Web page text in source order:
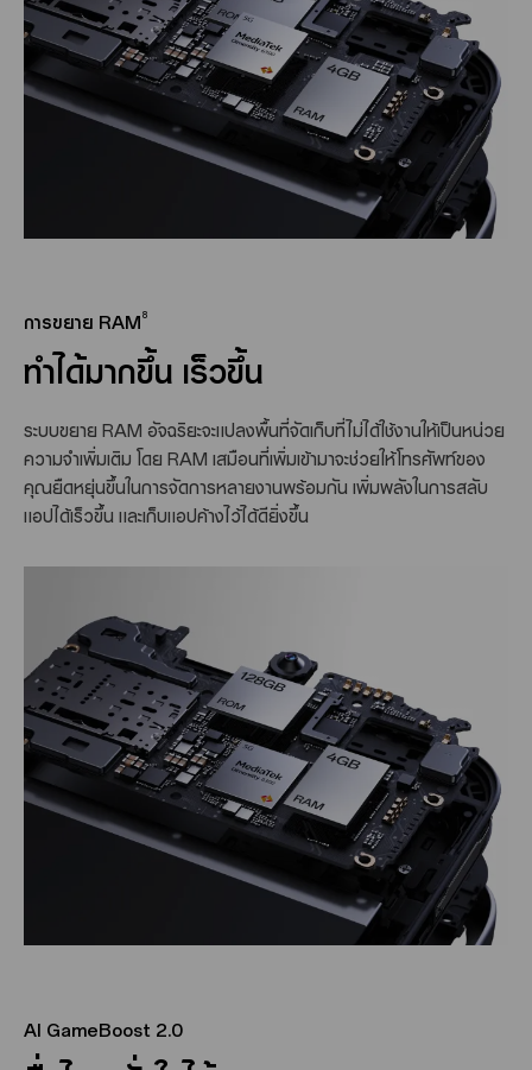
การขยาย RAM 8
ทำได้มากขึ้น เร็วขึ้น
ระบบขยาย RAM อัจฉริยะจะแปลงพื้นที่จัดเก็บที่ไม่ได้ใช้งานให้เป็นหน่วย
ความจำเพิ่มเติม โดย RAM เสมือนที่เพิ่มเข้ามาจะช่วยให้โทรศัพท์ของ
คุณยืดหยุ่นขึ้นในการจัดการหลายงานพร้อมกัน เพิ่มพลังในการสลับ
แอปได้เร็วขึ้น และเก็บแอปค้างไว้ได้ดียิ่งขึ้น
AI GameBoost 2.0